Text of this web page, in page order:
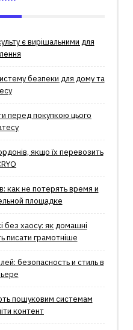
є вирішальними для
безпеки для дому та
перед покупкою цього
якщо їх перевозить
как не потерять время и
площадке
без хаосу: як домашні
писати грамотніше
безопасность и стиль в
пошуковим системам
контент